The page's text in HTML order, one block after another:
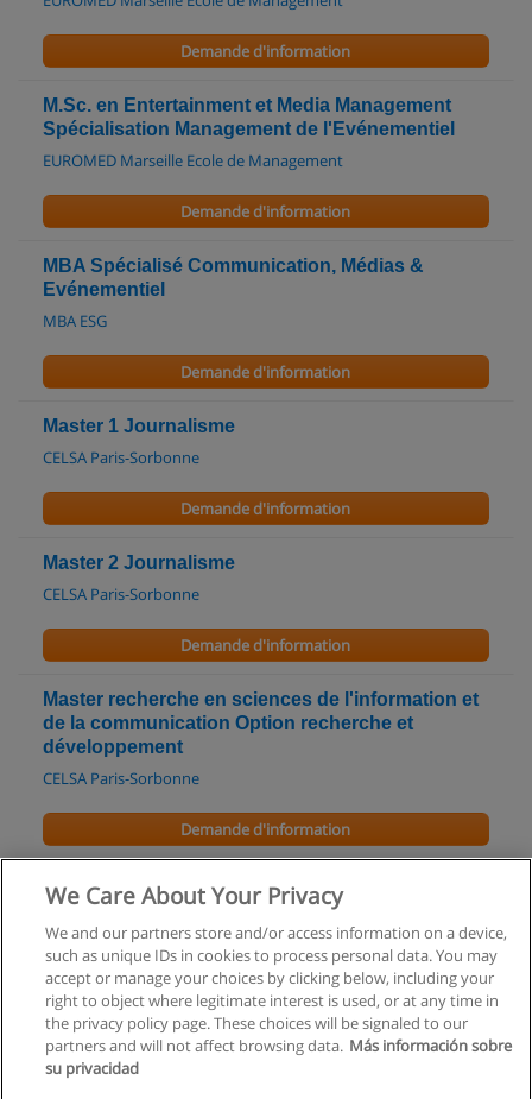
Demande d'information
M.Sc. en Entertainment et Media Management
Spécialisation Management de l'Evénementiel
EUROMED Marseille Ecole de Management
Demande d'information
MBA Spécialisé Communication, Médias &
Evénementiel
MBA ESG
Demande d'information
Master 1 Journalisme
CELSA Paris-Sorbonne
Demande d'information
Master 2 Journalisme
CELSA Paris-Sorbonne
Demande d'information
Master recherche en sciences de l'information et
de la communication Option recherche et
développement
CELSA Paris-Sorbonne
Demande d'information
MBA Spécialisé Production Audiovisuelle
Demande d'information
We Care About Your Privacy
We and our partners store and/or access information on a device,
such as unique IDs in cookies to process personal data. You may
accept or manage your choices by clicking below, including your
right to object where legitimate interest is used, or at any time in
the privacy policy page. These choices will be signaled to our
partners and will not affect browsing data. Más información sobre
su privacidad